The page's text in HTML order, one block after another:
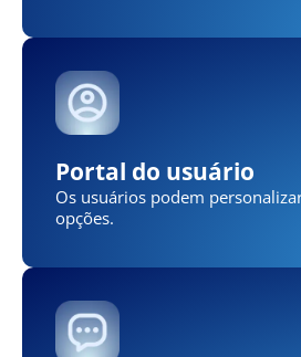
Portal do usuário
Os usuários podem
opções.